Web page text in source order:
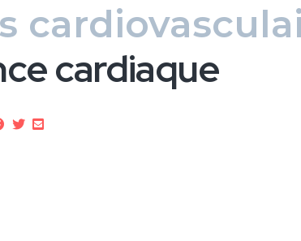
cardiaque